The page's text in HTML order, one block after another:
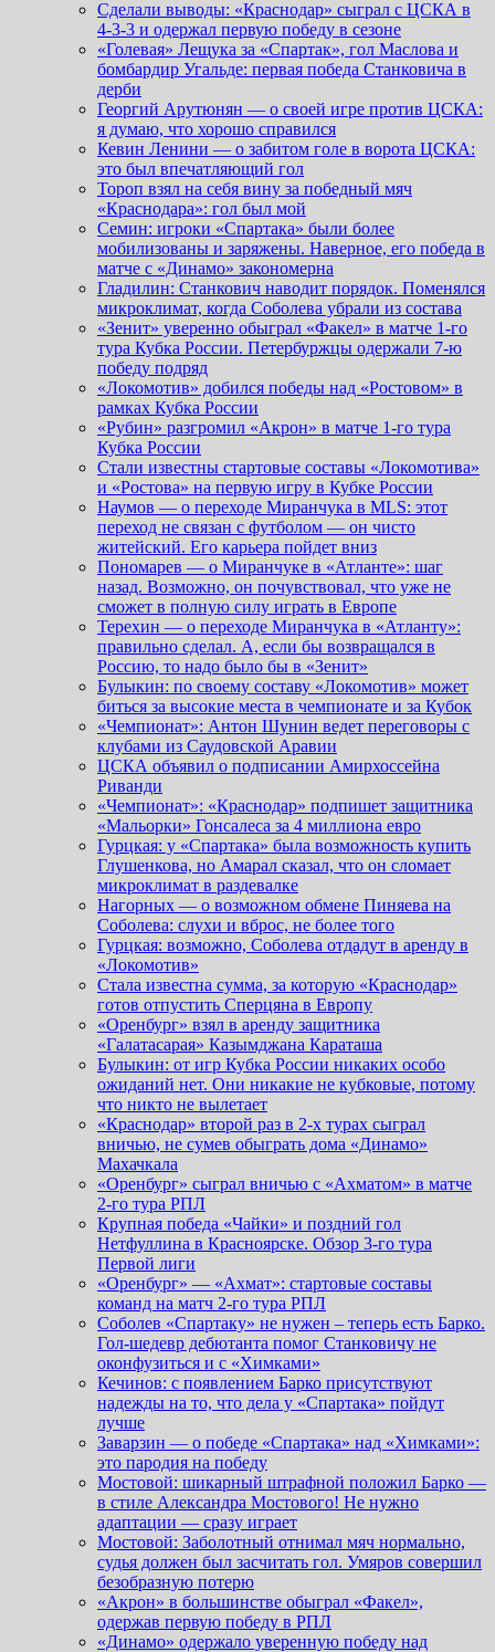
Сделали выводы: «Краснодар» сыграл с ЦСКА в
4-3-3 и одержал первую победу в сезоне
«Голевая» Лещука за «Спартак», гол Маслова и
бомбардир Угальде: первая победа Станковича в
дерби
Георгий Арутюнян — о своей игре против ЦСКА:
я думаю, что хорошо справился
Кевин Ленини — о забитом голе в ворота ЦСКА:
это был впечатляющий гол
Тороп взял на себя вину за победный мяч
«Краснодара»: гол был мой
Семин: игроки «Спартака» были более
мобилизованы и заряжены. Наверное, его победа в
матче с «Динамо» закономерна
Гладилин: Станкович наводит порядок. Поменялся
микроклимат, когда Соболева убрали из состава
«Зенит» уверенно обыграл «Факел» в матче 1-го
тура Кубка России. Петербуржцы одержали 7-ю
победу подряд
«Локомотив» добился победы над «Ростовом» в
рамках Кубка России
«Рубин» разгромил «Акрон» в матче 1-го тура
Кубка России
Стали известны стартовые составы «Локомотива»
и «Ростова» на первую игру в Кубке России
Наумов — о переходе Миранчука в MLS: этот
переход не связан с футболом — он чисто
житейский. Его карьера пойдет вниз
Пономарев — о Миранчуке в «Атланте»: шаг
назад. Возможно, он почувствовал, что уже не
сможет в полную силу играть в Европе
Терехин — о переходе Миранчука в «Атланту»:
правильно сделал. А, если бы возвращался в
Россию, то надо было бы в «Зенит»
Булыкин: по своему составу «Локомотив» может
биться за высокие места в чемпионате и за Кубок
«Чемпионат»: Антон Шунин ведет переговоры с
клубами из Саудовской Аравии
ЦСКА объявил о подписании Амирхоссейна
Риванди
«Чемпионат»: «Краснодар» подпишет защитника
«Мальорки» Гонсалеса за 4 миллиона евро
Гурцкая: у «Спартака» была возможность купить
Глушенкова, но Амарал сказал, что он сломает
микроклимат в раздевалке
Нагорных — о возможном обмене Пиняева на
Соболева: слухи и вброс, не более того
Гурцкая: возможно, Соболева отдадут в аренду в
«Локомотив»
Стала известна сумма, за которую «Краснодар»
готов отпустить Сперцяна в Европу
«Оренбург» взял в аренду защитника
«Галатасарая» Казымджана Караташа
Булыкин: от игр Кубка России никаких особо
ожиданий нет. Они никакие не кубковые, потому
что никто не вылетает
«Краснодар» второй раз в 2-х турах сыграл
вничью, не сумев обыграть дома «Динамо»
Махачкала
«Оренбург» сыграл вничью с «Ахматом» в матче
2-го тура РПЛ
Крупная победа «Чайки» и поздний гол
Нетфуллина в Красноярске. Обзор 3-го тура
Первой лиги
«Оренбург» — «Ахмат»: стартовые составы
команд на матч 2-го тура РПЛ
Соболев «Спартаку» не нужен – теперь есть Барко.
Гол-шедевр дебютанта помог Станковичу не
оконфузиться и с «Химками»
Кечинов: с появлением Барко присутствуют
надежды на то, что дела у «Спартака» пойдут
лучше
Заварзин — о победе «Спартака» над «Химками»:
это пародия на победу
Мостовой: шикарный штрафной положил Барко —
в стиле Александра Мостового! Не нужно
адаптации — сразу играет
Мостовой: Заболотный отнимал мяч нормально,
судья должен был засчитать гол. Умяров совершил
безобразную потерю
«Акрон» в большинстве обыграл «Факел»,
одержав первую победу в РПЛ
«Динамо» одержало уверенную победу над